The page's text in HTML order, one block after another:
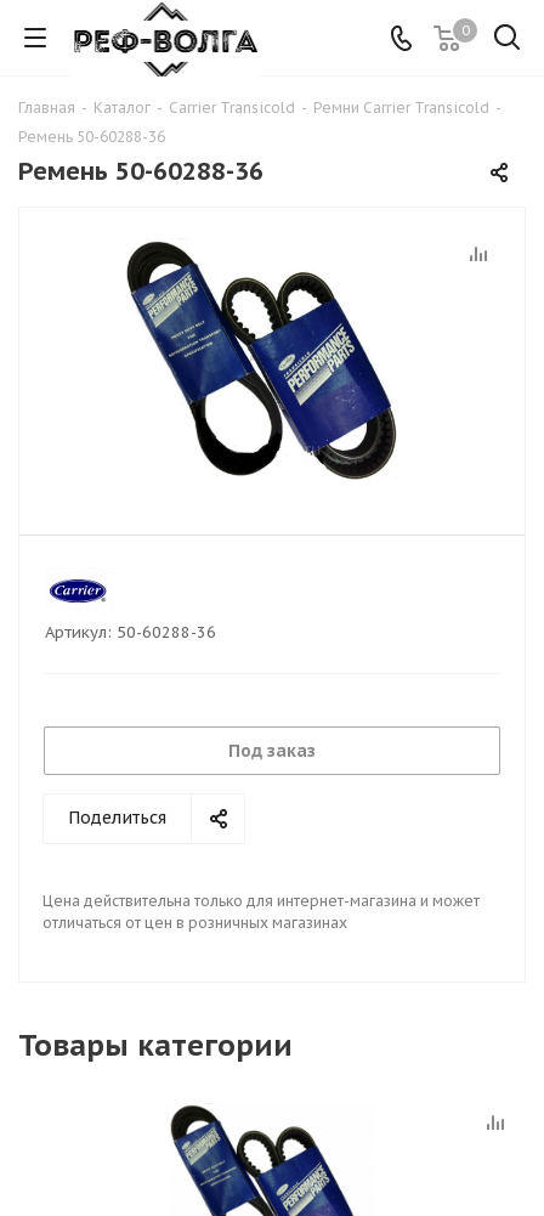
0
Главная - Каталог - Carrier Transicold - Ремни Carrier Transicold -
Ремень 50-60288-36
Ремень 50-60288-36
Артикул: 50-60288-36
Под заказ
Поделиться
Цена действительна только для интернет-магазина и может
отличаться от цен в розничных магазинах
Товары категории